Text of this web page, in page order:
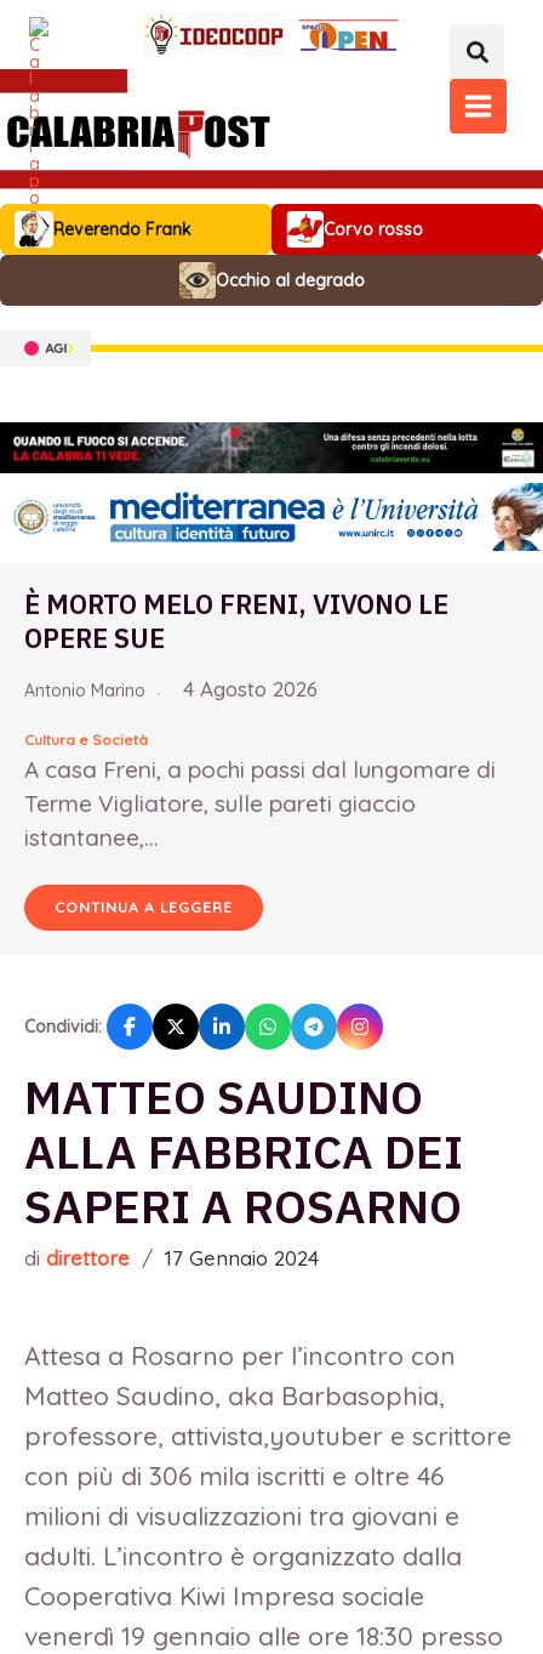
contenuto
MAIN
MENU
Reverendo Frank Corvo rosso
Occhio al degrado
È MORTO MELO FRENI, VIVONO LE
OPERE SUE
Antonio Marino 4 Agosto 2026
Cultura e Società
A casa Freni, a pochi passi dal lungomare di
Terme Vigliatore, sulle pareti giaccio
istantanee,...
CONTINUA A LEGGERE
Condividi:
MATTEO SAUDINO
ALLA FABBRICA DEI
SAPERI A ROSARNO
di direttore / 17 Gennaio 2024
Attesa a Rosarno per l’incontro con
Matteo Saudino, aka Barbasophia,
professore, attivista,youtuber e scrittore
con più di 306 mila iscritti e oltre 46
milioni di visualizzazioni tra giovani e
adulti. L’incontro è organizzato dalla
Cooperativa Kiwi Impresa sociale
venerdì 19 gennaio alle ore 18:30 presso